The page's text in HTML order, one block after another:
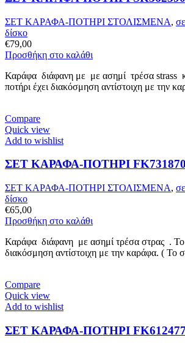
ΣΕΤ ΚΑΡΑΦΑ-ΠΟΤΗΡΙ ΣΤΟΛΙΣΜΕΝΑ,
δίσκο
€79,00
Προσθήκη στο καλάθι
Καράφα διάφανη με με ασημί τρέσα strass
ποτήρι έχει διακόσμηση αντίστοιχη με την
Compare
Quick view
Add to wishlist
ΣΕΤ ΚΑΡΑΦΑ-ΠΟΤΗΡΙ
ΣΕΤ ΚΑΡΑΦΑ-ΠΟΤΗΡΙ ΣΤΟΛΙΣΜΕΝΑ,
δίσκο
€65,00
Προσθήκη στο καλάθι
Καράφα διάφανη με ασημί τρέσα στρας . Το
διακόσμηση αντίστοιχη με την καράφα. ( Το
Compare
Quick view
Add to wishlist
ΣΕΤ ΚΑΡΑΦΑ-ΠΟΤΗΡΙ